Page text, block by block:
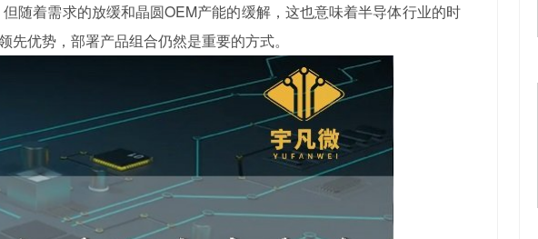
随着需求的放缓和晶圆OEM产能的缓解，这也意味着半导体行业的时
优势，部署产品组合仍然是重要的方式。